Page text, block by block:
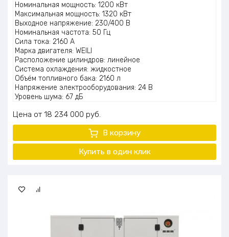
Номинальная мощность: 1200 кВт
Максимальная мощность: 1320 кВт
Выходное напряжение: 230/400 В
Номинальная частота: 50 Гц
Сила тока: 2160 А
Марка двигателя: WEILI
Расположение цилиндров: линейное
Система охлаждения: жидкостное
Объём топливного бака: 2160 л
Напряжение электрооборудования: 24 В
Уровень шума: 67 дБ
Дополнительно: система автоматического ввода резерва
(АВР)
Цена 18 234 000 руб.
В корзину
Купить в один клик